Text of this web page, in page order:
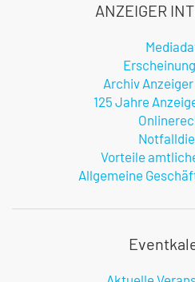
ANZEIGER
Archiv
125 Jahre
Vorteile
Allgemeine